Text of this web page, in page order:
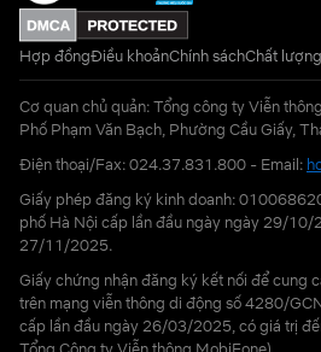
Hợp đồngĐiều khoảnChính sáchChất lượng
Cơ quan chủ quản: Tổng công ty Viễn
Phố Phạm Văn Bạch, Phường Cầu Giấy,
Điện thoại/Fax: 024.37.831.800 - Email:
Giấy phép đăng ký kinh doanh:
phố Hà Nội cấp lần đầu ngày ngày 29/
27/11/2025.
Giấy chứng nhận đăng ký kết nối để cung
trên mạng viễn thông di động số 4280/
cấp lần đầu ngày 26/03/2025, có giá trị